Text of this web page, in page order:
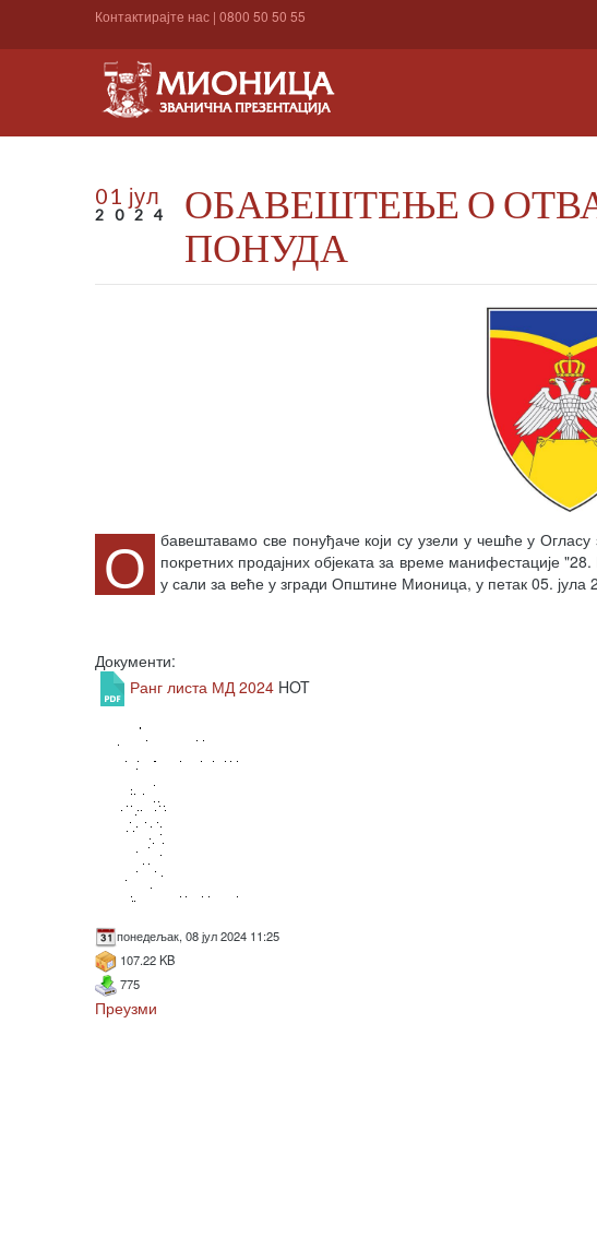
Контактирајте нас | 0800 50 50 55
01 јул
2024
ОБАВЕШТЕЊЕ О
ПОНУДА
О
бавештавамо све понуђаче који су узели у чешће у
покретних продајних објеката за време манифестације
у сали за веће у згради Општине Мионица, у петак 05. јула
Документи:
Ранг листа МД 2024 HOT
понедељак, 08 јул 2024 11:25
107.22 KB
775
Преузми